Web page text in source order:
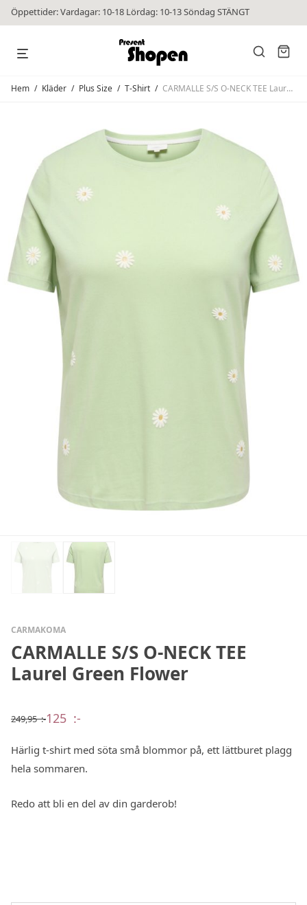
Öppettider: Vardagar: 10-18 Lördag: 10-13 Söndag STÄNGT
Hem / Kläder / Plus Size / T-Shirt / CARMALLE S/S O-NECK TEE Laurel Green Flower
CARMAKOMA
CARMALLE S/S O-NECK TEE
Laurel Green Flower
249,95:-
Det
var:
249,95 :-.
125 :-
Det
är:
125 :-.
Härlig t-shirt med söta små blommor på, ett lättburet plagg
hela sommaren.
Redo att bli en del av din garderob!